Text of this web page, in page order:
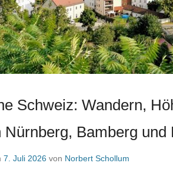
Schweiz: Wandern,
Nürnberg, Bamberg und
7. Juli 2026 von Norbert Schollum